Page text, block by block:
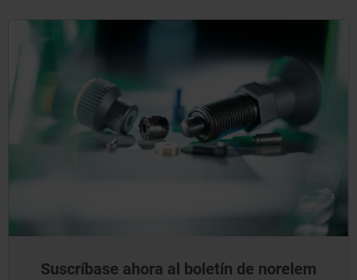
Suscríbase ahora al boletín de norelem